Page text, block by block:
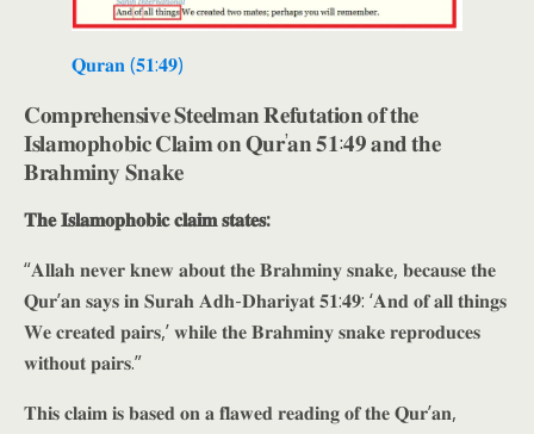
𝐐𝐮𝐫𝐚𝐧 (𝟓𝟏:𝟒𝟗)
𝐂𝐨𝐦𝐩𝐫𝐞𝐡𝐞𝐧𝐬𝐢𝐯𝐞 𝐒𝐭𝐞𝐞𝐥𝐦𝐚𝐧 𝐑𝐞𝐟𝐮𝐭𝐚𝐭𝐢𝐨𝐧 𝐨𝐟 𝐭𝐡𝐞
𝐈𝐬𝐥𝐚𝐦𝐨𝐩𝐡𝐨𝐛𝐢𝐜 𝐂𝐥𝐚𝐢𝐦 𝐨𝐧 𝐐𝐮𝐫’𝐚𝐧 𝟓𝟏:𝟒𝟗 𝐚𝐧𝐝 𝐭𝐡𝐞
𝐁𝐫𝐚𝐡𝐦𝐢𝐧𝐲 𝐒𝐧𝐚𝐤𝐞
𝐓𝐡𝐞 𝐈𝐬𝐥𝐚𝐦𝐨𝐩𝐡𝐨𝐛𝐢𝐜 𝐜𝐥𝐚𝐢𝐦 𝐬𝐭𝐚𝐭𝐞𝐬:
“𝐀𝐥𝐥𝐚𝐡 𝐧𝐞𝐯𝐞𝐫 𝐤𝐧𝐞𝐰 𝐚𝐛𝐨𝐮𝐭 𝐭𝐡𝐞 𝐁𝐫𝐚𝐡𝐦𝐢𝐧𝐲 𝐬𝐧𝐚𝐤𝐞, 𝐛𝐞𝐜𝐚𝐮𝐬𝐞 𝐭𝐡𝐞
𝐐𝐮𝐫’𝐚𝐧 𝐬𝐚𝐲𝐬 𝐢𝐧 𝐒𝐮𝐫𝐚𝐡 𝐀𝐝𝐡-𝐃𝐡𝐚𝐫𝐢𝐲𝐚𝐭 𝟓𝟏:𝟒𝟗: ‘𝐀𝐧𝐝 𝐨𝐟 𝐚𝐥𝐥 𝐭𝐡𝐢𝐧𝐠𝐬
𝐖𝐞 𝐜𝐫𝐞𝐚𝐭𝐞𝐝 𝐩𝐚𝐢𝐫𝐬,’ 𝐰𝐡𝐢𝐥𝐞 𝐭𝐡𝐞 𝐁𝐫𝐚𝐡𝐦𝐢𝐧𝐲 𝐬𝐧𝐚𝐤𝐞 𝐫𝐞𝐩𝐫𝐨𝐝𝐮𝐜𝐞𝐬
𝐰𝐢𝐭𝐡𝐨𝐮𝐭 𝐩𝐚𝐢𝐫𝐬.”
𝐓𝐡𝐢𝐬 𝐜𝐥𝐚𝐢𝐦 𝐢𝐬 𝐛𝐚𝐬𝐞𝐝 𝐨𝐧 𝐚 𝐟𝐥𝐚𝐰𝐞𝐝 𝐫𝐞𝐚𝐝𝐢𝐧𝐠 𝐨𝐟 𝐭𝐡𝐞 𝐐𝐮𝐫’𝐚𝐧,